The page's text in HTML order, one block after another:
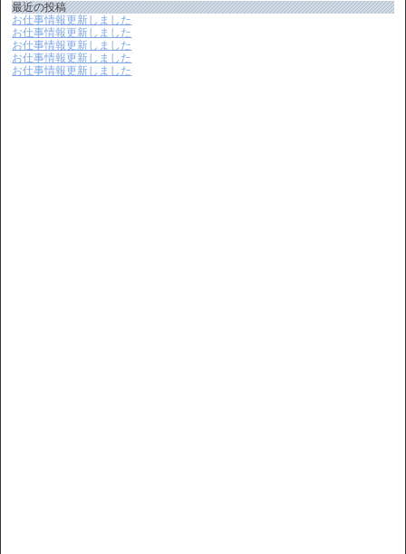
最近の投稿
お仕事情報更新しました
お仕事情報更新しました
お仕事情報更新しました
お仕事情報更新しました
お仕事情報更新しました